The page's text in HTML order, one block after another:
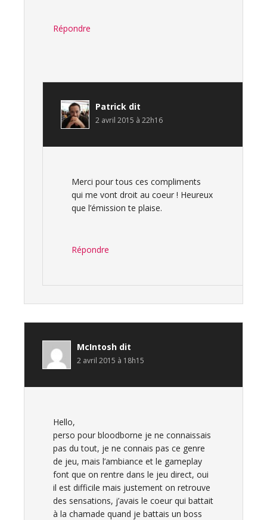
Répondre
Patrick dit
2 avril 2015 à 22h16
Merci pour tous ces compliments
qui me vont droit au coeur ! Heureux
que l’émission te plaise.
Répondre
McIntosh dit
2 avril 2015 à 18h15
Hello,
perso pour bloodborne je ne connaissais
pas du tout, je ne connais pas ce genre
de jeu, mais l’ambiance et le gameplay
font que on rentre dans le jeu direct, oui
il est difficile mais justement on retrouve
des sensations, j’avais le coeur qui battait
à la chamade quand je battais un boss